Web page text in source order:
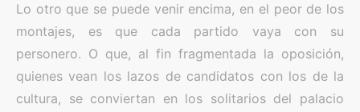
Lo otro que se puede venir encima, en el peor de los
montajes, es que cada partido vaya con su
personero. O que, al fin fragmentada la oposición,
quienes vean los lazos de candidatos con los de la
cultura, se conviertan en los solitarios del palacio